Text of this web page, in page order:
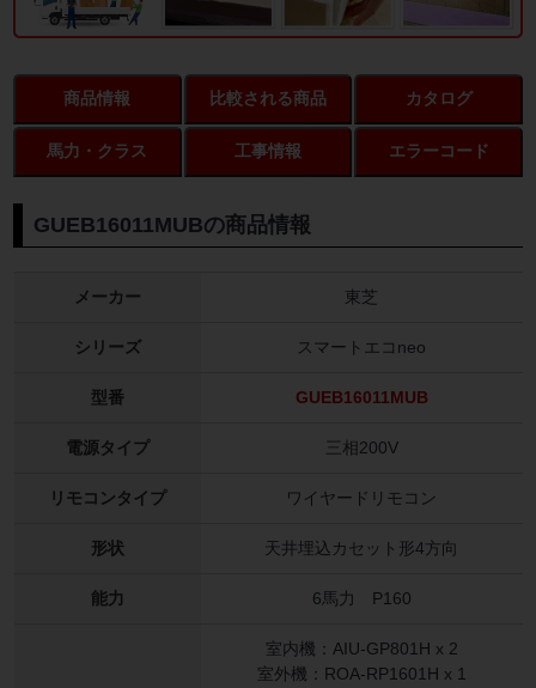
商品情報 比較される商品 カタログ
馬力・クラス 工事情報 エラーコード
GUEB16011MUBの商品情報
メーカー 東芝
シリーズ スマートエコneo
型番 GUEB16011MUB
電源タイプ 三相200V
リモコンタイプ ワイヤードリモコン
形状 天井埋込カセット形4方向
能力 6馬力 P160
室内機：AIU-GP801H x 2
室外機：ROA-RP1601H x 1